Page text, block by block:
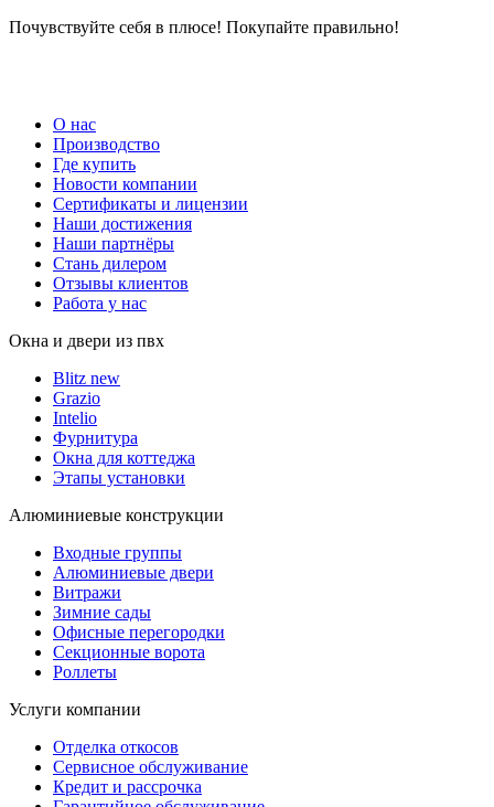
Почувствуйте себя в плюсе! Покупайте правильно!
О нас
Производство
Где купить
Новости компании
Сертификаты и лицензии
Наши достижения
Наши партнёры
Стань дилером
Отзывы клиентов
Работа у нас
Окна и двери из пвх
Blitz new
Grazio
Intelio
Фурнитура
Окна для коттеджа
Этапы установки
Алюминиевые конструкции
Входные группы
Алюминиевые двери
Витражи
Зимние сады
Офисные перегородки
Секционные ворота
Роллеты
Услуги компании
Отделка откосов
Сервисное обслуживание
Кредит и рассрочка